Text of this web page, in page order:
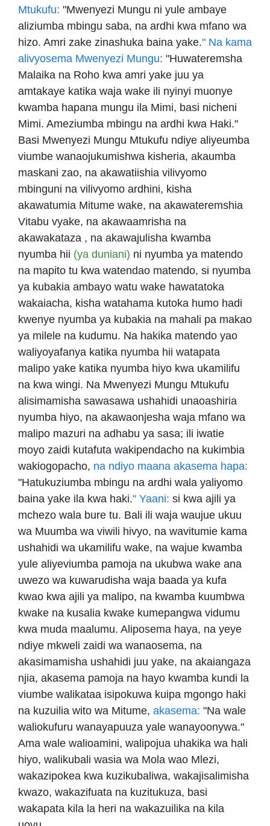
Mtukufu: "Mwenyezi Mungu ni yule ambaye
aliziumba mbingu saba, na ardhi kwa mfano wa
hizo. Amri zake zinashuka baina yake." Na kama
alivyosema Mwenyezi Mungu: "Huwateremsha
Malaika na Roho kwa amri yake juu ya
amtakaye katika waja wake ili nyinyi muonye
kwamba hapana mungu ila Mimi, basi nicheni
Mimi. Ameziumba mbingu na ardhi kwa Haki."
Basi Mwenyezi Mungu Mtukufu ndiye aliyeumba
viumbe wanaojukumishwa kisheria, akaumba
maskani zao, na akawatiishia vilivyomo
mbinguni na vilivyomo ardhini, kisha
akawatumia Mitume wake, na akawateremshia
Vitabu vyake, na akawaamrisha na
akawakataza , na akawajulisha kwamba
nyumba hii (ya duniani) ni nyumba ya matendo
na mapito tu kwa watendao matendo, si nyumba
ya kubakia ambayo watu wake hawatatoka
wakaiacha, kisha watahama kutoka humo hadi
kwenye nyumba ya kubakia na mahali pa makao
ya milele na kudumu. Na hakika matendo yao
waliyoyafanya katika nyumba hii watapata
malipo yake katika nyumba hiyo kwa ukamilifu
na kwa wingi. Na Mwenyezi Mungu Mtukufu
alisimamisha sawasawa ushahidi unaoashiria
nyumba hiyo, na akawaonjesha waja mfano wa
malipo mazuri na adhabu ya sasa; ili iwatie
moyo zaidi kutafuta wakipendacho na kukimbia
wakiogopacho, na ndiyo maana akasema hapa:
"Hatukuziumba mbingu na ardhi wala yaliyomo
baina yake ila kwa haki." Yaani: si kwa ajili ya
mchezo wala bure tu. Bali ili waja waujue ukuu
wa Muumba wa viwili hivyo, na wavitumie kama
ushahidi wa ukamilifu wake, na wajue kwamba
yule aliyeviumba pamoja na ukubwa wake ana
uwezo wa kuwarudisha waja baada ya kufa
kwao kwa ajili ya malipo, na kwamba kuumbwa
kwake na kusalia kwake kumepangwa vidumu
kwa muda maalumu. Aliposema haya, na yeye
ndiye mkweli zaidi wa wanaosema, na
akasimamisha ushahidi juu yake, na akaiangaza
njia, akasema pamoja na hayo kwamba kundi la
viumbe walikataa isipokuwa kuipa mgongo haki
na kuzuilia wito wa Mitume, akasema: "Na wale
waliokufuru wanayapuuza yale wanayoonywa."
Ama wale walioamini, walipojua uhakika wa hali
hiyo, walikubali wasia wa Mola wao Mlezi,
wakazipokea kwa kuzikubaliwa, wakajisalimisha
kwazo, wakazifuata na kuzitukuza, basi
wakapata kila la heri na wakazuilika na kila